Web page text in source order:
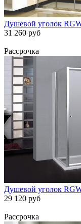
Душевой уголок
31 260 руб
Рассрочка
Душевой уголок
29 120 руб
Рассрочка